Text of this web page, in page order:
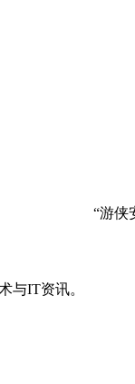
“游侠
与IT资讯。